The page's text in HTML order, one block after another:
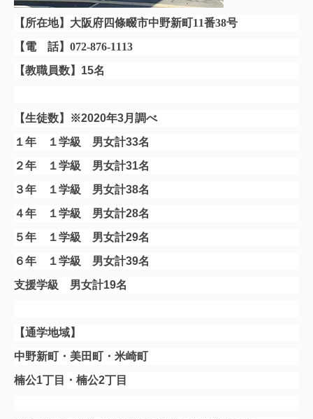
【所在地】大阪府四條畷市中野新町11番38号
【電 話】072-876-1113
【教職員数】15名
【生徒数】※2020年3月調べ
１年 １学級 男女計33名
２年 １学級 男女計31名
３年 １学級 男女計38名
４年 １学級 男女計28名
５年 １学級 男女計29名
６年 １学級 男女計39名
支援学級 男女計19名
【通学地域】
中野新町・美田町・米崎町
楠公1丁目・楠公2丁目